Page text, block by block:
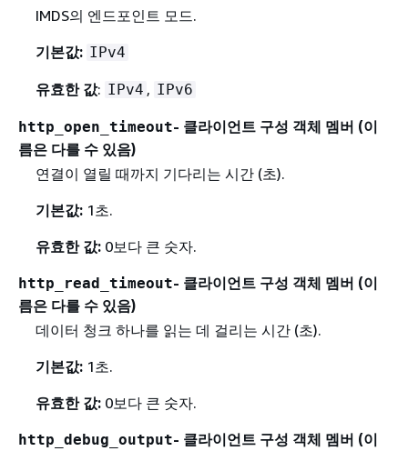
IMDS의 엔드포인트 모드.
기본값: IPv4
유효한 값: IPv4 , IPv6
http_open_timeout- 클라이언트 구성 객체 멤버 (이
름은 다를 수 있음)
연결이 열릴 때까지 기다리는 시간 (초).
기본값:1초.
유효한 값:0보다 큰 숫자.
http_read_timeout- 클라이언트 구성 객체 멤버 (이
름은 다를 수 있음)
데이터 청크 하나를 읽는 데 걸리는 시간 (초).
기본값:1초.
유효한 값:0보다 큰 숫자.
http_debug_output- 클라이언트 구성 객체 멤버 (이